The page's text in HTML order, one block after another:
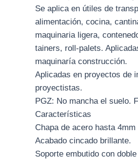
Se aplica en útiles de
alimentación, cocina,
maquinaria ligera,
tainers, roll-palets.
maquinaría construcción.
Aplicadas en proyectos de
proyectistas.
PGZ: No mancha el suelo.
Características
Chapa de acero hasta 4mm
Acabado cincado brillante.
Soporte embutido con